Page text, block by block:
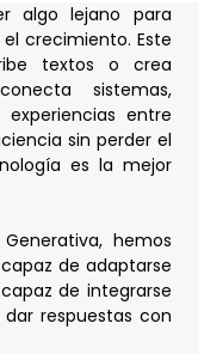
algo lejano para
crecimiento. Este
textos o crea
sistemas,
entre
sin perder el
es la mejor
hemos
de adaptarse
de integrarse
respuestas con